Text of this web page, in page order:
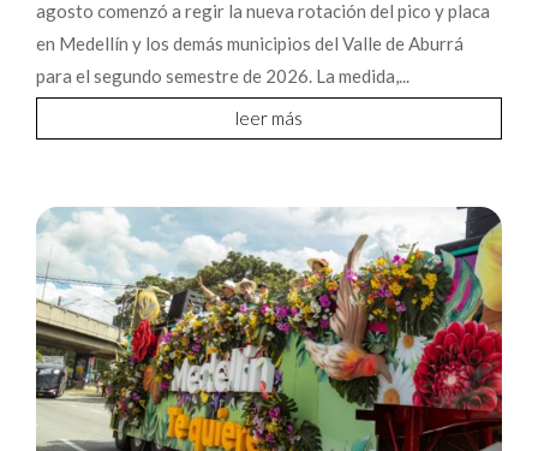
agosto comenzó a regir la nueva rotación del pico y placa
en Medellín y los demás municipios del Valle de Aburrá
para el segundo semestre de 2026. La medida,...
leer más